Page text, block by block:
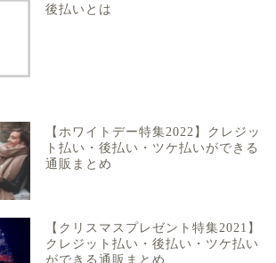
後払いとは
【ホワイトデー特集2022】クレジッ
ト払い・後払い・ツケ払いができる
通販まとめ
【クリスマスプレゼント特集2021】
クレジット払い・後払い・ツケ払い
ができる通販まとめ